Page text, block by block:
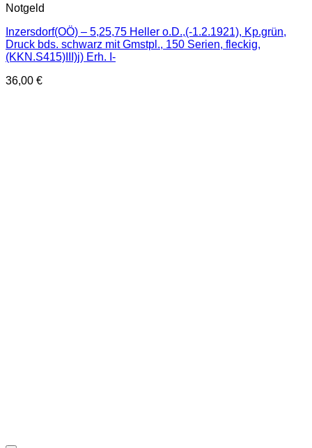
Notgeld
Inzersdorf(OÖ) – 5,25,75 Heller o.D.,(-1.2.1921), Kp.grün,
Druck bds. schwarz mit Gmstpl., 150 Serien, fleckig,
(KKN.S415)III)j) Erh. I-
36,00 €